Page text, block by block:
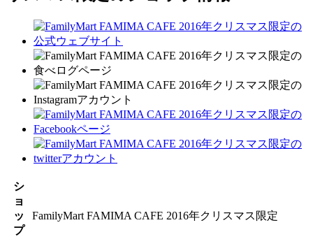
シ
ョ
ッ
プ
FamilyMart FAMIMA CAFE 2016年クリスマス限定